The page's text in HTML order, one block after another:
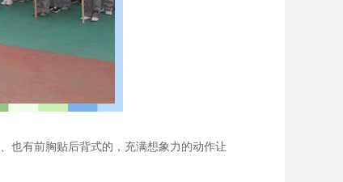
也有前胸贴后背式的，充满想象力的动作让